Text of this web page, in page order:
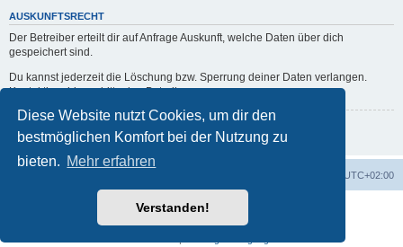
Diese Website nutzt Cookies, um dir den
bestmöglichen Komfort bei der Nutzung zu
bieten. Mehr erfahren
Verstanden!
AUSKUNFTSRECHT
Der Betreiber erteilt dir auf Anfrage Auskunft, welche Daten über dich
gespeichert sind.
Du kannst jederzeit die Löschung bzw. Sperrung deiner Daten verlangen.
Kontaktiere hierzu bitte den Betreiber.
Zurück zur vorherigen Seite
UTC+02:00
Powered byphpBB® Forum Software © phpBB Limited
phpBB.de